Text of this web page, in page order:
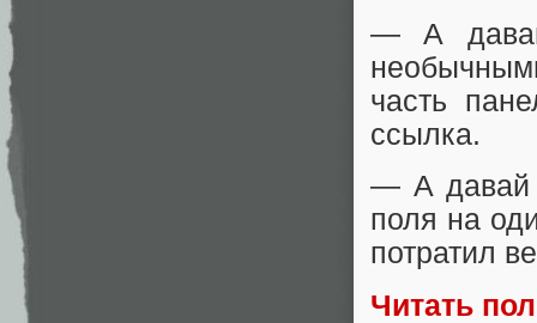
— А давай
часть
ссылка.
— А давай
поля на
потратил
Читать